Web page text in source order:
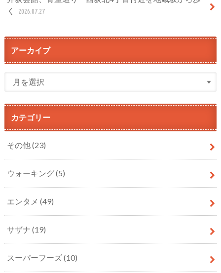
く
2026.07.27
アーカイブ
カテゴリー
その他 (23)
ウォーキング(5)
エンタメ (49)
サザナ (19)
スーパーフーズ(10)